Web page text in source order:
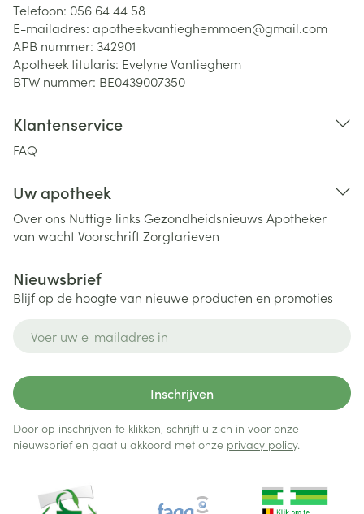
Telefoon: 056 64 44 58
E-mailadres: apotheekvantieghemmoen@gmail.com
APB nummer: 342901
Apotheek titularis: Evelyne Vantieghem
BTW nummer: BE0439007350
Klantenservice
FAQ
Uw apotheek
Over ons Nuttige links Gezondheidsnieuws Apotheker
van wachtVoorschriftZorgtarieven
Nieuwsbrief
Blijf op de hoogte van nieuwe producten en promoties
Inschrijven
Door op inschrijven te klikken, schrijft u zich in voor onze
nieuwsbrief en gaat u akkoord met onze privacy policy.